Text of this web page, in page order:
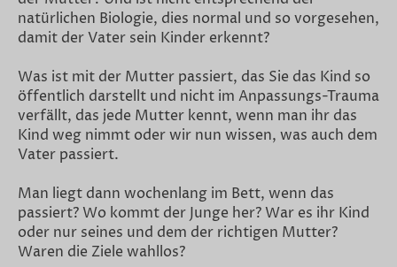
natürlichen Biologie, dies normal und so vorgesehen,
damit der Vater sein Kinder erkennt?
Was ist mit der Mutter passiert, das Sie das Kind so
öffentlich darstellt und nicht im Anpassungs-Trauma
verfällt, das jede Mutter kennt, wenn man ihr das
Kind weg nimmt oder wir nun wissen, was auch dem
Vater passiert.
Man liegt dann wochenlang im Bett, wenn das
passiert? Wo kommt der Junge her? War es ihr Kind
oder nur seines und dem der richtigen Mutter?
Waren die Ziele wahllos?